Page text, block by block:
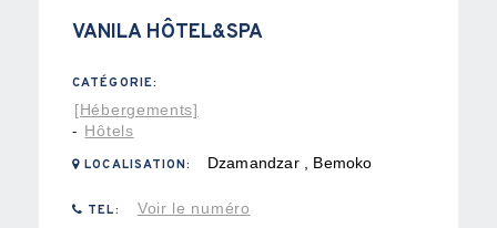
VANILA HÔTEL&SPA
CATÉGORIE:
[Hébergements]
- Hôtels
LOCALISATION: Dzamandzar , Bemoko
TEL: Voir le numéro